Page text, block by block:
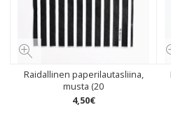
Raidallinen paperilautasliina,
musta (20
4,50€